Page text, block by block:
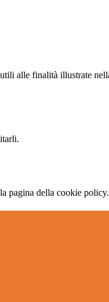
alle finalità illustrate
pagina della cookie policy.